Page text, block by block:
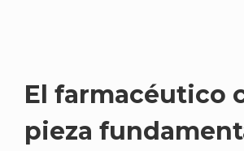
El farmacéutico
pieza